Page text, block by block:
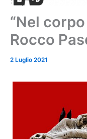
“Nel
Rocco
2 Luglio 2021